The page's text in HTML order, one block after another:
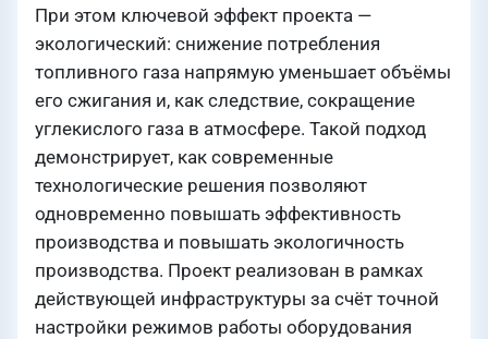
При этом ключевой эффект проекта —
экологический: снижение потребления
топливного газа напрямую уменьшает объёмы
его сжигания и, как следствие, сокращение
углекислого газа в атмосфере. Такой подход
демонстрирует, как современные
технологические решения позволяют
одновременно повышать эффективность
производства и повышать экологичность
производства. Проект реализован в рамках
действующей инфраструктуры за счёт точной
настройки режимов работы оборудования